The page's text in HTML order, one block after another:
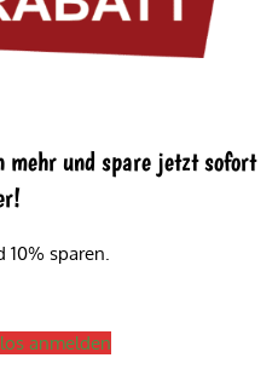
mehr und spare jetzt sofort
sparen.
anmelden